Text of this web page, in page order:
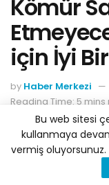
Kömür
için İyi
by Haber Merkezi
Reading Time: 5 mins
Bu web sitesi
kullanmaya
vermiş oluyorsunuz.